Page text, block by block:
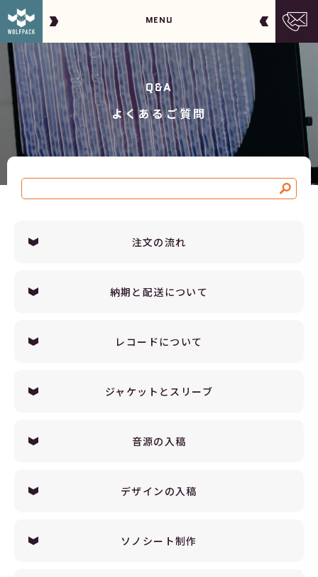
MENU
Q&A
よくあるご質問
注文の流れ
納期と配送について
レコードについて
ジャケットとスリーブ
音源の入稿
デザインの入稿
ソノシート制作